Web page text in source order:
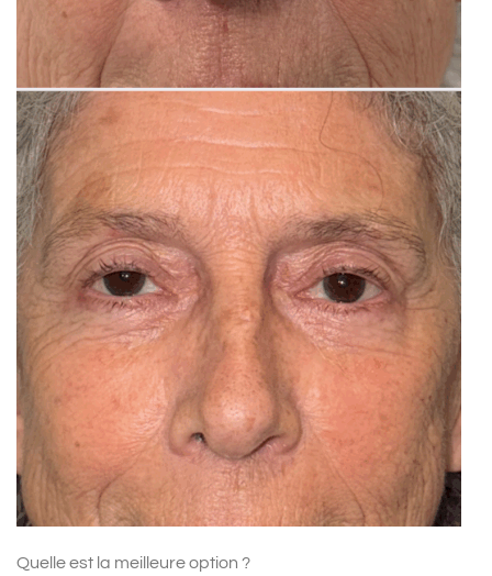
Quelle est la meilleure option ?